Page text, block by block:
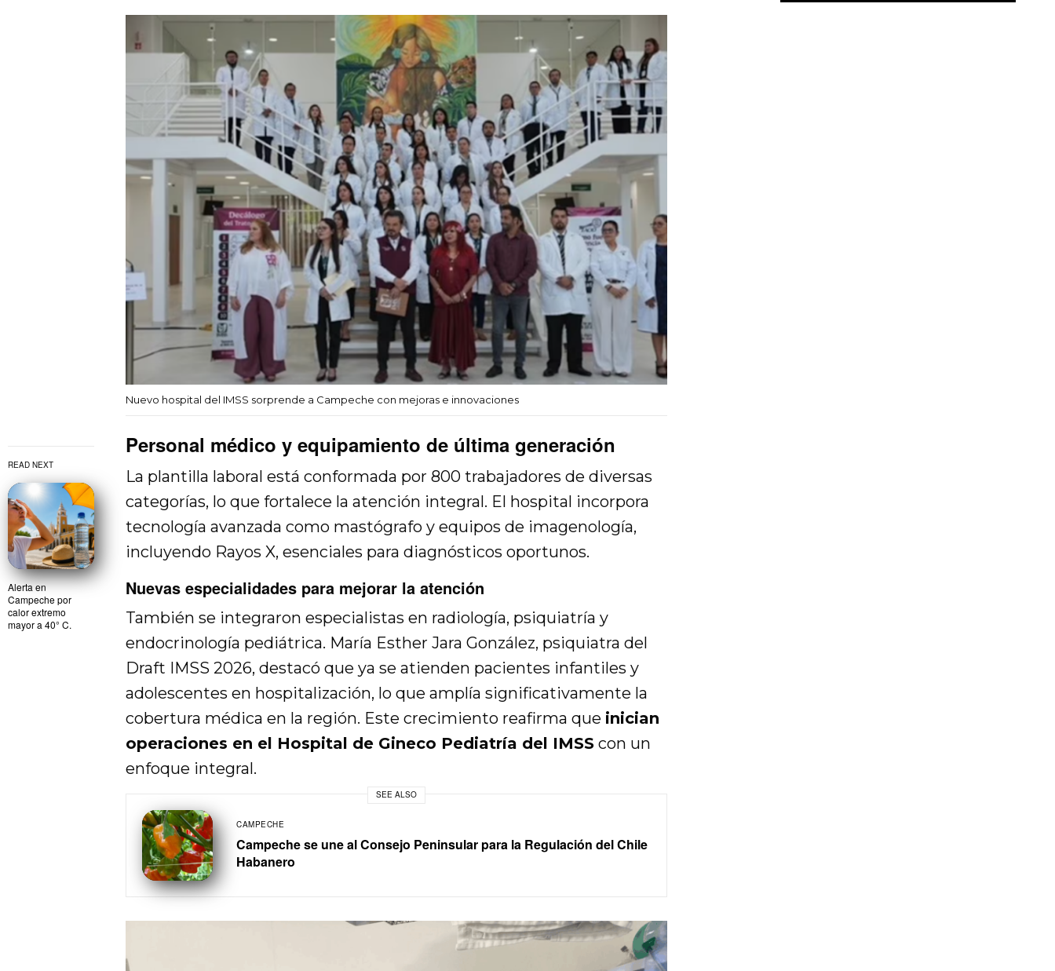
READ NEXT
Alerta en
Campeche por
calor extremo
mayor a 40° C.
Nuevo hospital del IMSS sorprende a Campeche con mejoras e innovaciones
Personal médico y equipamiento de última generación
La plantilla laboral está conformada por 800 trabajadores de diversas
categorías, lo que fortalece la atención integral. El hospital incorpora
tecnología avanzada como mastógrafo y equipos de imagenología,
incluyendo Rayos X, esenciales para diagnósticos oportunos.
Nuevas especialidades para mejorar la atención
También se integraron especialistas en radiología, psiquiatría y
endocrinología pediátrica. María Esther Jara González, psiquiatra del
Draft IMSS 2026, destacó que ya se atienden pacientes infantiles y
adolescentes en hospitalización, lo que amplía significativamente la
cobertura médica en la región. Este crecimiento reafirma que inician
operaciones en el Hospital de Gineco Pediatría del IMSS con un
enfoque integral.
SEE ALSO
CAMPECHE
Campeche se une al Consejo Peninsular para la Regulación del Chile
Habanero